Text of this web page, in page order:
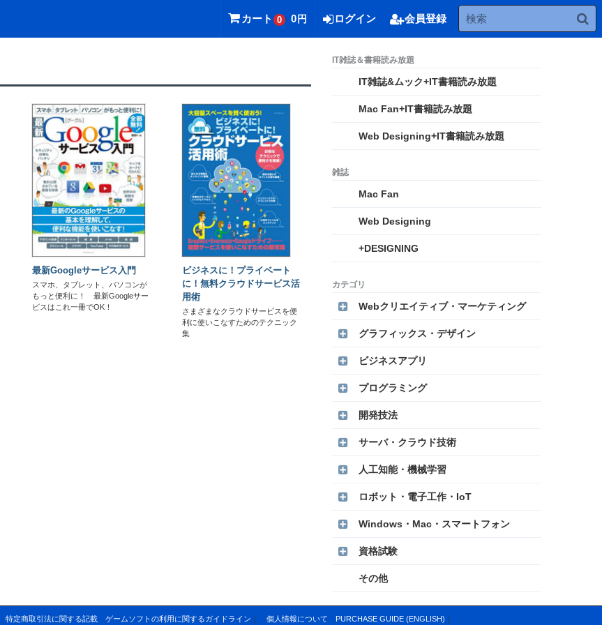
カート 0 0 円 ログイン 会員登録
最新Googleサービス入門
スマホ、タブレット、パソコンが
もっと便利に！ 最新Googleサー
ビスはこれ一冊でOK！
ビジネスに！プライベート
に！無料クラウドサービス活
用術
さまざまなクラウドサービスを便
利に使いこなすためのテクニック
集
IT雑誌&ムック+IT書籍読み放題
Mac Fan+IT書籍読み放題
Web Designing+IT書籍読み放題
Mac Fan
Web Designing
+DESIGNING
Webクリエイティブ・マーケティング
グラフィックス・デザイン
ビジネスアプリ
プログラミング
開発技法
サーバ・クラウド技術
人工知能・機械学習
ロボット・電子工作・IoT
Windows・Mac・スマートフォン
資格試験
その他
特定商取引法に関する記載 ゲームソフトの利用に関するガイドライン ｜ 個人情報について PURCHASE GUIDE (ENGLISH) ｜